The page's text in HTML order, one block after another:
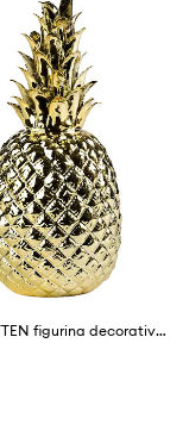
POLSPOTTEN figurina decorativa in porcellana smaltata L